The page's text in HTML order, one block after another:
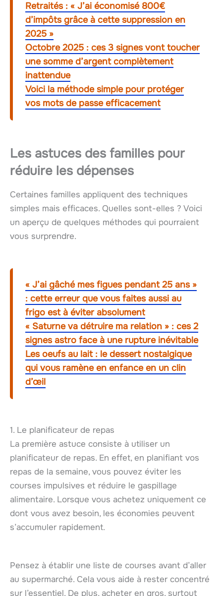
Retraités : « J’ai économisé 800€
d’impôts grâce à cette suppression en
2025 »
Octobre 2025 : ces 3 signes vont toucher
une somme d’argent complètement
inattendue
Voici la méthode simple pour protéger
vos mots de passe efficacement
Les astuces des familles pour
réduire les dépenses
Certaines familles appliquent des techniques
simples mais efficaces. Quelles sont-elles ? Voici
un aperçu de quelques méthodes qui pourraient
vous surprendre.
« J’ai gâché mes figues pendant 25 ans »
: cette erreur que vous faites aussi au
frigo est à éviter absolument
« Saturne va détruire ma relation » : ces 2
signes astro face à une rupture inévitable
Les oeufs au lait : le dessert nostalgique
qui vous ramène en enfance en un clin
d’œil
1. Le planificateur de repas
La première astuce consiste à utiliser un
planificateur de repas. En effet, en planifiant vos
repas de la semaine, vous pouvez éviter les
courses impulsives et réduire le gaspillage
alimentaire. Lorsque vous achetez uniquement ce
dont vous avez besoin, les économies peuvent
s’accumuler rapidement.
Pensez à établir une liste de courses avant d’aller
au supermarché. Cela vous aide à rester concentré
sur l’essentiel. De plus, acheter en gros, surtout